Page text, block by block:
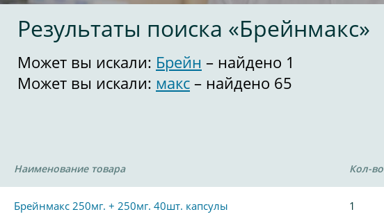
Результаты поиска «Брейнмакс»
Может вы искали: Брейн – найдено 1
Может вы искали: макс – найдено 65
Наименование товара Кол-во
Брейнмакс 250мг. + 250мг. 40шт. капсулы 1